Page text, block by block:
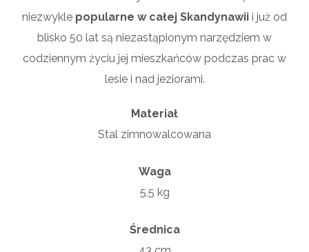
niezwykle popularne w całej Skandynawii i już od
blisko 50 lat są niezastąpionym narzędziem w
codziennym życiu jej mieszkańców podczas prac w
lesie i nad jeziorami.
Materiał
Stal zimnowalcowana
Waga
5,5 kg
Średnica